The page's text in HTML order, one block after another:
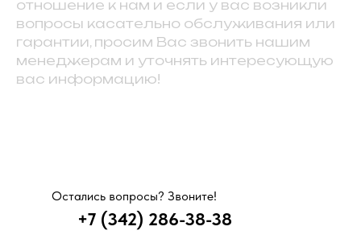
отношение к нам и если у вас возникли
вопросы касательно обслуживания или
гарантии, просим Вас звонить нашим
менеджерам и уточнять интересующую
вас информацию!
Остались вопросы? Звоните!
+7 (342) 286-38-38